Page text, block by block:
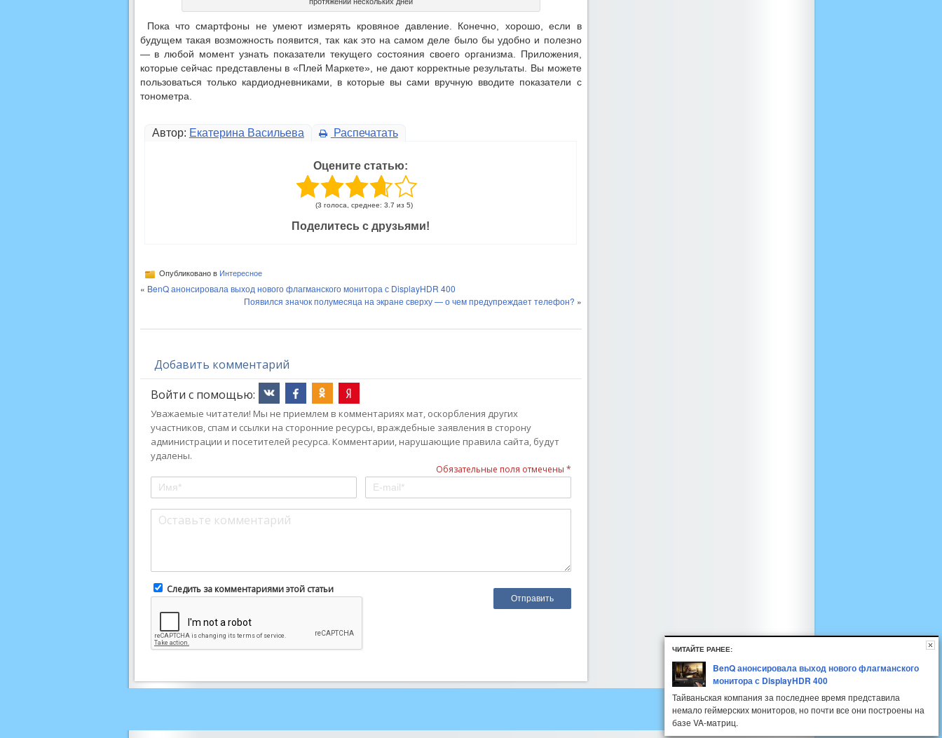
Пока что смартфоны не умеют измерять кровяное давление. Конечно, хорошо, если в
будущем такая возможность появится, так как это на самом деле было бы удобно и полезно
— в любой момент узнать показатели текущего состояния своего организма. Приложения,
которые сейчас представлены в «Плей Маркете», не дают корректные результаты. Вы можете
пользоваться только кардиодневниками, в которые вы сами вручную вводите показатели с
тонометра.
Автор: Екатерина Васильева Распечатать
Оцените статью:
(3 голоса, среднее: 3.7 из 5)
Поделитесь с друзьями!
Опубликовано в Интересное
« BenQ анонсировала выход нового флагманского монитора с DisplayHDR 400
Появился значок полумесяца на экране сверху — о чем предупреждает телефон? »
Добавить комментарий
Войти с помощью:
Уважаемые читатели! Мы не приемлем в комментариях мат, оскорбления других
участников, спам и ссылки на сторонние ресурсы, враждебные заявления в сторону
администрации и посетителей ресурса. Комментарии, нарушающие правила сайта, будут
удалены.
Обязательные поля отмечены *
Следить за комментариями этой статьи
ЧИТАЙТЕ РАНЕЕ:
BenQ анонсировала выход нового флагманского
монитора с DisplayHDR 400
Тайваньская компания за последнее время представила
немало геймерских мониторов, но почти все они построены на
базе VA-матриц.